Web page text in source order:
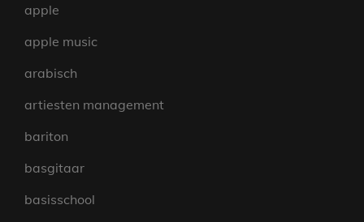
apple
apple music
arabisch
artiesten management
bariton
basgitaar
basisschool